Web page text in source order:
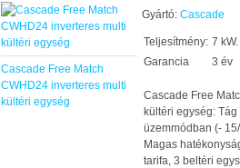
Cascade Free Match
CWHD24 inverteres multi
kültéri egység
Gyártó: Cascade
Teljesítmény: 7 kW.
Garancia
3 év
Cascade Free
kültéri egység:
üzemmódban (-
Magas
tarifa, 3 beltéri